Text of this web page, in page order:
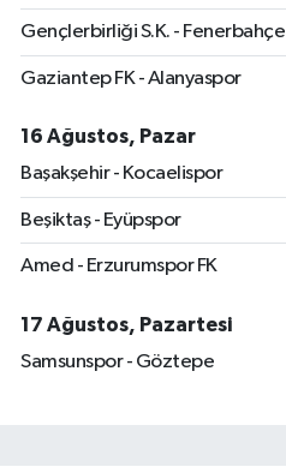
Gençlerbirliği S.K. - Fenerbahçe
Gaziantep FK - Alanyaspor
16 Ağustos, Pazar
Başakşehir - Kocaelispor
Beşiktaş - Eyüpspor
Amed - Erzurumspor FK
17 Ağustos, Pazartesi
Samsunspor - Göztepe